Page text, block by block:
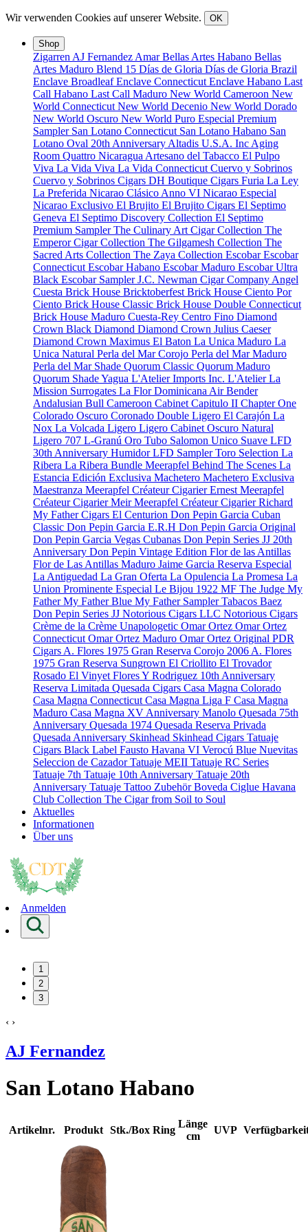
Wir verwenden Cookies auf unserer Website. OK
Shop
Zigarren AJ Fernandez AmarBellas Artes Habano Bellas
Artes Maduro Blend 15 Días de Gloria Días de Gloria Brazil
Enclave BroadleafEnclave Connecticut Enclave Habano Last
Call Habano Last Call Maduro New World Cameroon New
World Connecticut New World Decenio New World Dorado
New World Oscuro New World Puro Especial Premium
Sampler San Lotano Connecticut San Lotano Habano San
Lotano Oval 20th Anniversary Altadis U.S.A. Inc Aging
Room Quattro Nicaragua Artesano del Tabacco El Pulpo
Viva La Vida Viva La Vida Connecticut Cuervo y Sobrinos
Cuervo y Sobrinos Cigars DH Boutique Cigars Furia La Ley
La Preferida Nicarao Clásico Anno VI Nicarao Especial
Nicarao Exclusivo El Brujito El Brujito Cigars El Septimo
Geneva El Septimo Discovery Collection El Septimo
Premium SamplerThe Culinary Art Cigar Collection The
Emperor Cigar Collection The Gilgamesh Collection The
Sacred Arts Collection The Zaya Collection EscobarEscobar
Connecticut Escobar Habano Escobar Maduro Escobar Ultra
Black Escobar SamplerJ.C. Newman Cigar Company Angel
Cuesta Brick House Bricktoberfest Brick House Ciento Por
Ciento Brick House Classic Brick House Double Connecticut
Brick House Maduro Cuesta-Rey Centro Fino Diamond
Crown Black Diamond Diamond Crown Julius Caeser
Diamond Crown Maximus El Baton La Unica Maduro La
Unica Natural Perla del Mar Corojo Perla del Mar Maduro
Perla del Mar Shade Quorum Classic Quorum Maduro
Quorum ShadeYagua L'Atelier Imports Inc. L'AtelierLa
Mission Surrogates La Flor Dominicana Air Bender
Andalusian Bull Cameroon Cabinet Capitulo II Chapter One
Colorado Oscuro Coronado Double Ligero El Carajón La
Nox La Volcada Ligero Ligero Cabinet Oscuro Natural
Ligero 707 L-Granú Oro Tubo Salomon Unico Suave LFD
30th Anniversary HumidorLFD Sampler Toro Selection La
Ribera La Ribera Bundle Meerapfel Behind The Scenes La
Estancia Edición Exclusiva Machetero Machetero Exclusiva
Maestranza Meerapfel Créateur Cigarier Ernest Meerapfel
Créateur Cigarier MeirMeerapfel Créateur Cigarier Richard
My Father Cigars El Centurion Don Pepin Garcia Cuban
Classic Don Pepin Garcia E.R.H Don Pepin Garcia Original
Don Pepin Garcia Vegas Cubanas Don Pepin Series JJ 20th
Anniversary Don Pepin Vintage Edition Flor de las Antillas
Flor de Las Antillas Maduro Jaime Garcia Reserva Especial
La Antiguedad La Gran Oferta La Opulencia La Promesa La
Union Prominente Especial Le Bijou 1922 MF The Judge My
FatherMy Father Blue My Father SamplerTabacos Baez
Don Pepin Series JJ Notorious Cigars LLC Notorious Cigars
Crème de la Crème Unapologetic Omar Ortez Omar Ortez
Connecticut Omar Ortez Maduro Omar Ortez Original PDR
Cigars A. Flores 1975 Gran Reserva Corojo 2006 A. Flores
1975 Gran Reserva Sungrown El Criollito El Trovador
Rosado El Vinyet Flores Y Rodriguez 10th Anniversary
Reserva Limitada Quesada Cigars Casa Magna Colorado
Casa Magna Connecticut Casa Magna Liga F Casa Magna
Maduro Casa Magna XV Anniversary Manolo Quesada 75th
Anniversary Quesada 1974 Quesada Reserva Privada
Quesada Anniversary Skinhead Skinhead Cigars Tatuaje
Cigars Black Label Fausto Havana VI Verocú Blue Nuevitas
Seleccion de CazadorTatuaje MEII Tatuaje RC Series
Tatuaje 7th Tatuaje 10th Anniversary Tatuaje 20th
Anniversary Tatuaje Tattoo ZubehörBoveda Ciglue Havana
Club Collection The Cigar from Soil to Soul
Aktuelles
Informationen
Über uns
Anmelden
1
2
3
‹ ›
AJ Fernandez
San Lotano Habano
Artikelnr. Produkt Stk./Box Ring
Länge
cm
UVP